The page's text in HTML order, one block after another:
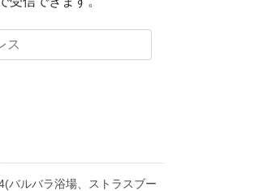
バルバラ浴場、ストラスブー